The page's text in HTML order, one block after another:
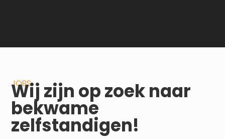
JOBS
Wij zijn op zoek naar
bekwame
zelfstandigen!